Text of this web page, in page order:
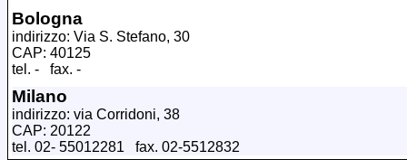
Bologna
indirizzo: Via S. Stefano, 30
CAP: 40125
tel. - fax. -
Milano
indirizzo: via Corridoni, 38
CAP: 20122
tel. 02- 55012281 fax. 02-5512832